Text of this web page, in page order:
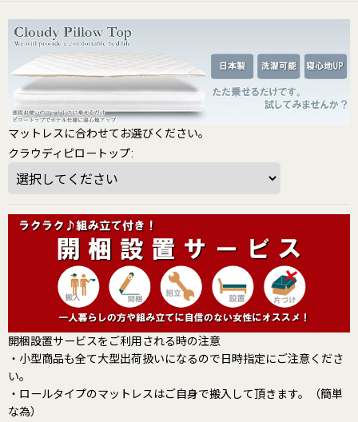
マットレスに合わせてお選びください。
クラウディピロートップ:
開梱設置サービスをご利用される時の注意
・小型商品も全て大型出荷扱いになるので日時指定にご注意くださ
い。
・ロールタイプのマットレスはご自身で搬入して頂きます。（簡単
な為）